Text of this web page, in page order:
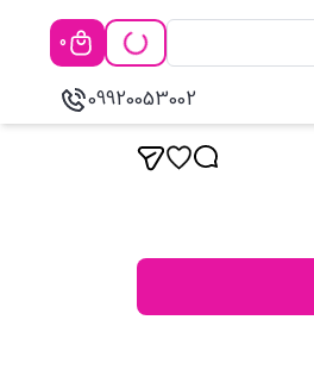
0
09920053002